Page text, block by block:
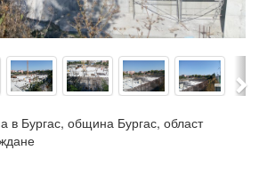
в Бургас, община Бургас, област